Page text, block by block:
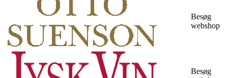
Besøg
webshop
Besøg